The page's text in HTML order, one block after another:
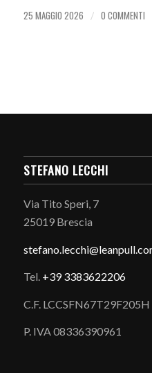
25 MAGGIO 2026 / 0 COMMENTI
STEFANO LECCHI
Via Tito Speri, 7
25019 Brescia
stefano.
Tel. +39 3383622206
C.F. LCCSFN67T29F205H
P. IVA 08336390961